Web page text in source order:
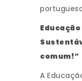
comum!”
A